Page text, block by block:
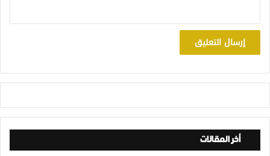
أخر المقالات